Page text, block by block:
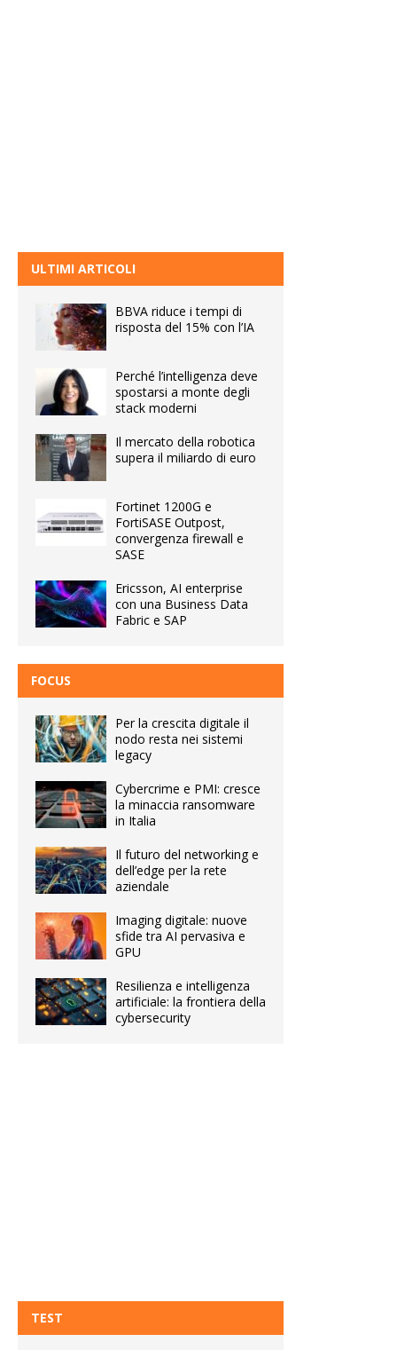
ULTIMI ARTICOLI
BBVA riduce i tempi di
risposta del 15% con l’IA
Perché l’intelligenza deve
spostarsi a monte degli
stack moderni
Il mercato della robotica
supera il miliardo di euro
Fortinet 1200G e
FortiSASE Outpost,
convergenza firewall e
SASE
Ericsson, AI enterprise
con una Business Data
Fabric e SAP
FOCUS
Per la crescita digitale il
nodo resta nei sistemi
legacy
Cybercrime e PMI: cresce
la minaccia ransomware
in Italia
Il futuro del networking e
dell’edge per la rete
aziendale
Imaging digitale: nuove
sfide tra AI pervasiva e
GPU
Resilienza e intelligenza
artificiale: la frontiera della
cybersecurity
TEST